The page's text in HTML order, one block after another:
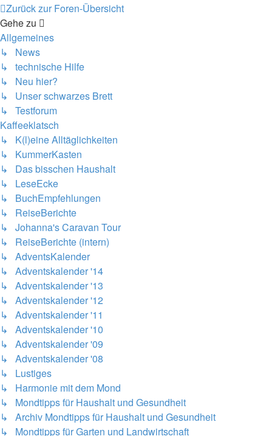
Zurück zur Foren-Übersicht
Gehe zu
Allgemeines
↳ News
↳ technische Hilfe
↳ Neu hier?
↳ Unser schwarzes Brett
↳ Testforum
Kaffeeklatsch
↳ K(l)eine Alltäglichkeiten
↳ KummerKasten
↳ Das bisschen Haushalt
↳ LeseEcke
↳ BuchEmpfehlungen
↳ ReiseBerichte
↳ Johanna's Caravan Tour
↳ ReiseBerichte (intern)
↳ AdventsKalender
↳ Adventskalender '14
↳ Adventskalender '13
↳ Adventskalender '12
↳ Adventskalender '11
↳ Adventskalender '10
↳ Adventskalender '09
↳ Adventskalender '08
↳ Lustiges
↳ Harmonie mit dem Mond
↳ Mondtipps für Haushalt und Gesundheit
↳ Archiv Mondtipps für Haushalt und Gesundheit
↳ Mondtipps für Garten und Landwirtschaft